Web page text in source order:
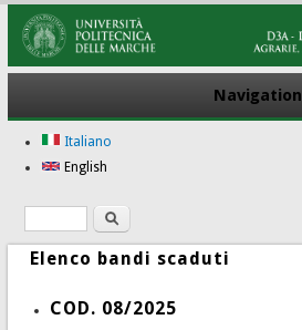
Navigation
Italiano
English
Search form
Search
Elenco bandi scaduti
COD. 08/2025